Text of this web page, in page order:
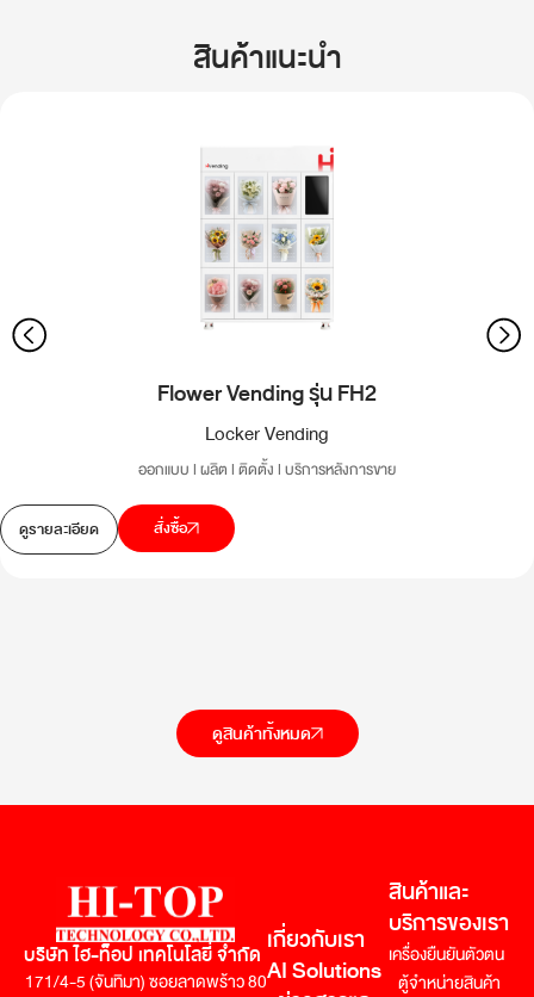
สินค้าแนะนำ
Flower Vending รุ่น FH2
Locker Vending
ออกแบบ l ผลิต l ติดตั้ง l บริการหลังการขาย
ดูรายละเอียด สั่งซื้อ
ดูสินค้าทั้งหมด
บริษัท ไฮ-ท็อป เทคโนโลยี่ จำกัด
171/4-5 (จันทิมา) ซอยลาดพร้าว 80
เกี่ยวกับเรา
AI Solutions
สินค้าและ
บริการของเรา
เครื่องยืนยันตัวตน
ตู้จำหน่ายสินค้า